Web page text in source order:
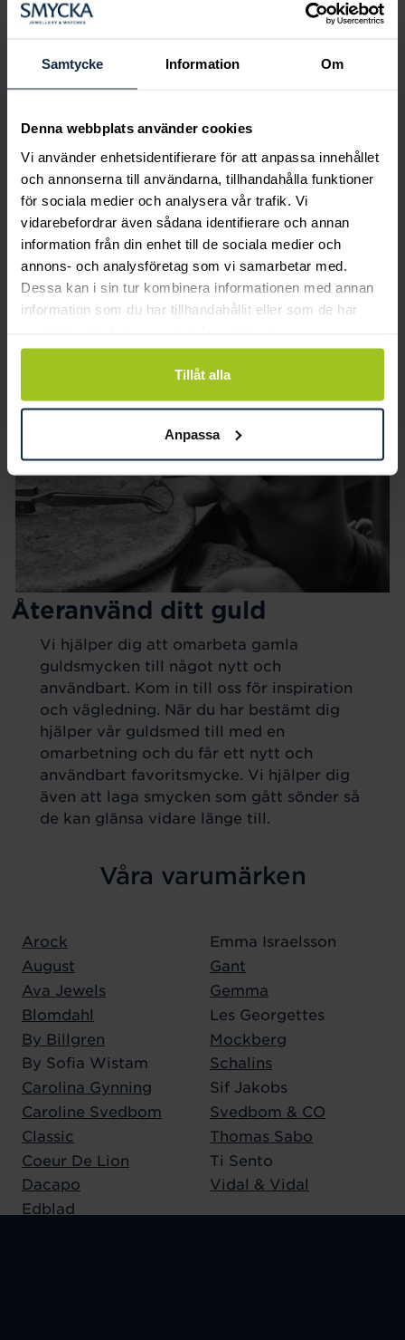
Samtycke Information Om
Denna webbplats använder cookies
Vi använder enhetsidentifierare för att anpassa innehållet
och annonserna till användarna, tillhandahålla funktioner
för sociala medier och analysera vår trafik. Vi
vidarebefordrar även sådana identifierare och annan
information från din enhet till de sociala medier och
annons- och analysföretag som vi samarbetar med.
Dessa kan i sin tur kombinera informationen med annan
information som du har tillhandahållit eller som de har
Tillåt alla
Anpassa
drömring för varje tillfälle i livet. Bokar du
perfekt för just din stil och smak.
Återanvänd ditt guld
Vi hjälper dig att omarbeta gamla
guldsmycken till något nytt och
användbart. Kom in till oss för inspiration
och vägledning. När du har bestämt dig
hjälper vår guldsmed till med en
omarbetning och du får ett nytt och
användbart favoritsmycke. Vi hjälper dig
även att laga smycken som gått sönder så
de kan glänsa vidare länge till.
Våra varumärken
Arock
August
Ava Jewels
Blomdahl
By Billgren
By Sofia Wistam
Carolina Gynning
Caroline Svedbom
Classic
Coeur De Lion
Dacapo
Edblad
Emma Israelsson
Gant
Gemma
Les Georgettes
Mockberg
Schalins
Sif Jakobs
Svedbom & CO
Thomas Sabo
Ti Sento
Vidal & Vidal